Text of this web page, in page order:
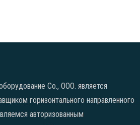
Co., ООО. является
горизонтального направленного
авторизованным